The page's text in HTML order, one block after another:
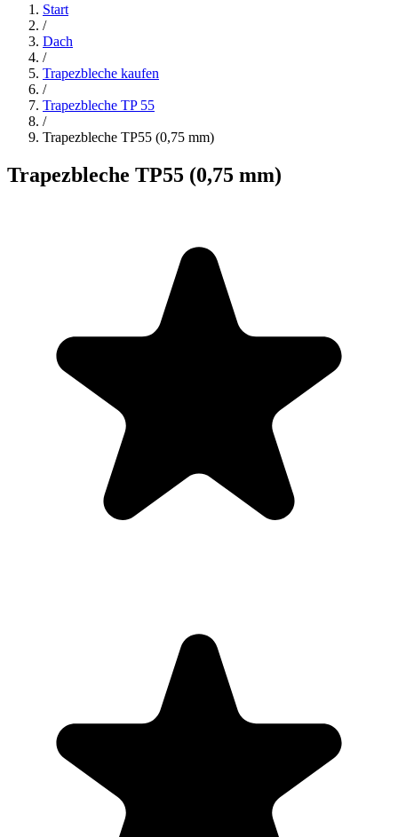
Start
/
Dach
/
Trapezbleche kaufen
/
Trapezbleche TP 55
/
Trapezbleche TP55 (0,75 mm)
Trapezbleche TP55 (0,75 mm)